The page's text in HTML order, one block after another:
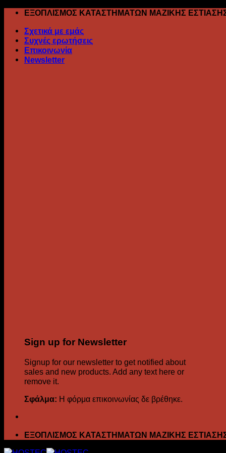
Skip
content
ΕΞΟΠΛΙΣΜΟΣ ΚΑΤΑΣΤΗΜΑΤΩΝ ΜΑΖΙΚΗΣ
Σχετικά με εμάς
Συχνές ερωτήσεις
Επικοινωνία
Newsletter
Sign up for Newsletter
Signup for our newsletter to get notified about
sales and new products. Add any text here or
remove it.
Σφάλμα: Η φόρμα επικοινωνίας δε βρέθηκε.
ΕΞΟΠΛΙΣΜΟΣ ΚΑΤΑΣΤΗΜΑΤΩΝ ΜΑΖΙΚΗΣ